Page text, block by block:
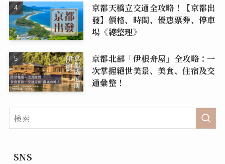
京都天橋立交通全攻略！【京都出
發】價格、時間、優惠票券、停車
場《總整理》
京都北部「伊根舟屋」全攻略：一
次掌握絕世美景、美食、住宿及交
通彙整！
SNS